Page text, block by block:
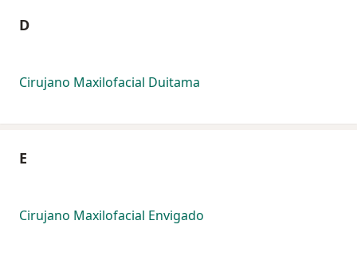
D
Cirujano Maxilofacial Duitama
E
Cirujano Maxilofacial Envigado